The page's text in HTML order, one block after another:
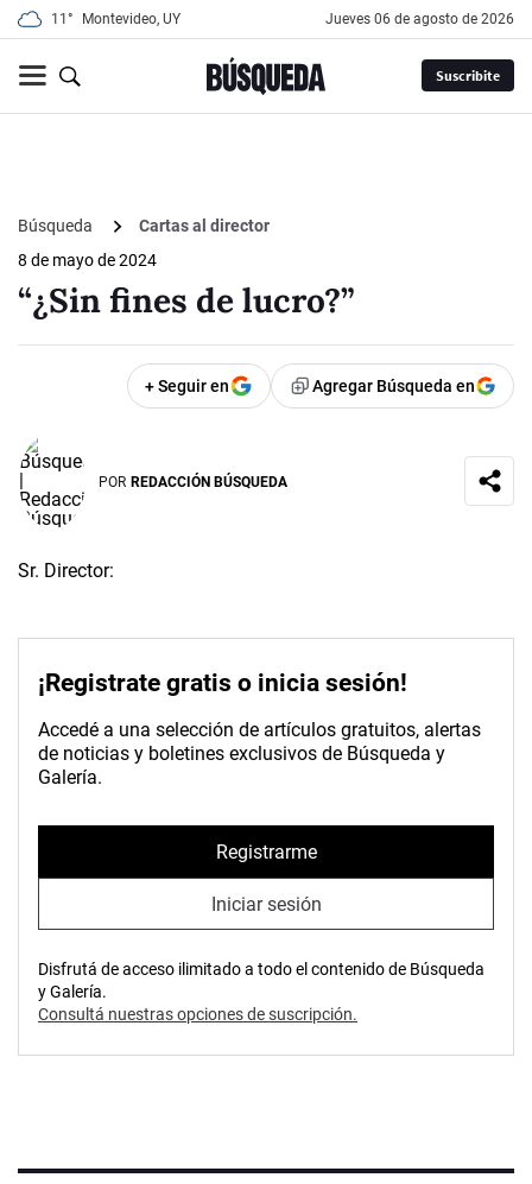
11° Montevideo, UY jueves 06 de agosto de 2026
Suscribite
Búsqueda
Cartas al director
8 de mayo de 2024
“¿Sin fines de lucro?”
+ Seguir en Agregar Búsqueda en
POR REDACCIÓN BÚSQUEDA
Sr. Director:
¡Registrate gratis o inicia sesión!
Accedé a una selección de artículos gratuitos, alertas
de noticias y boletines exclusivos de Búsqueda y
Galería.
Registrarme
Iniciar sesión
Disfrutá de acceso ilimitado a todo el contenido de Búsqueda
y Galería.
Consultá nuestras opciones de suscripción.